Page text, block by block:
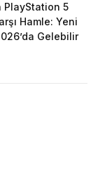
PlayStation 5
Hamle: Yeni
Gelebilir